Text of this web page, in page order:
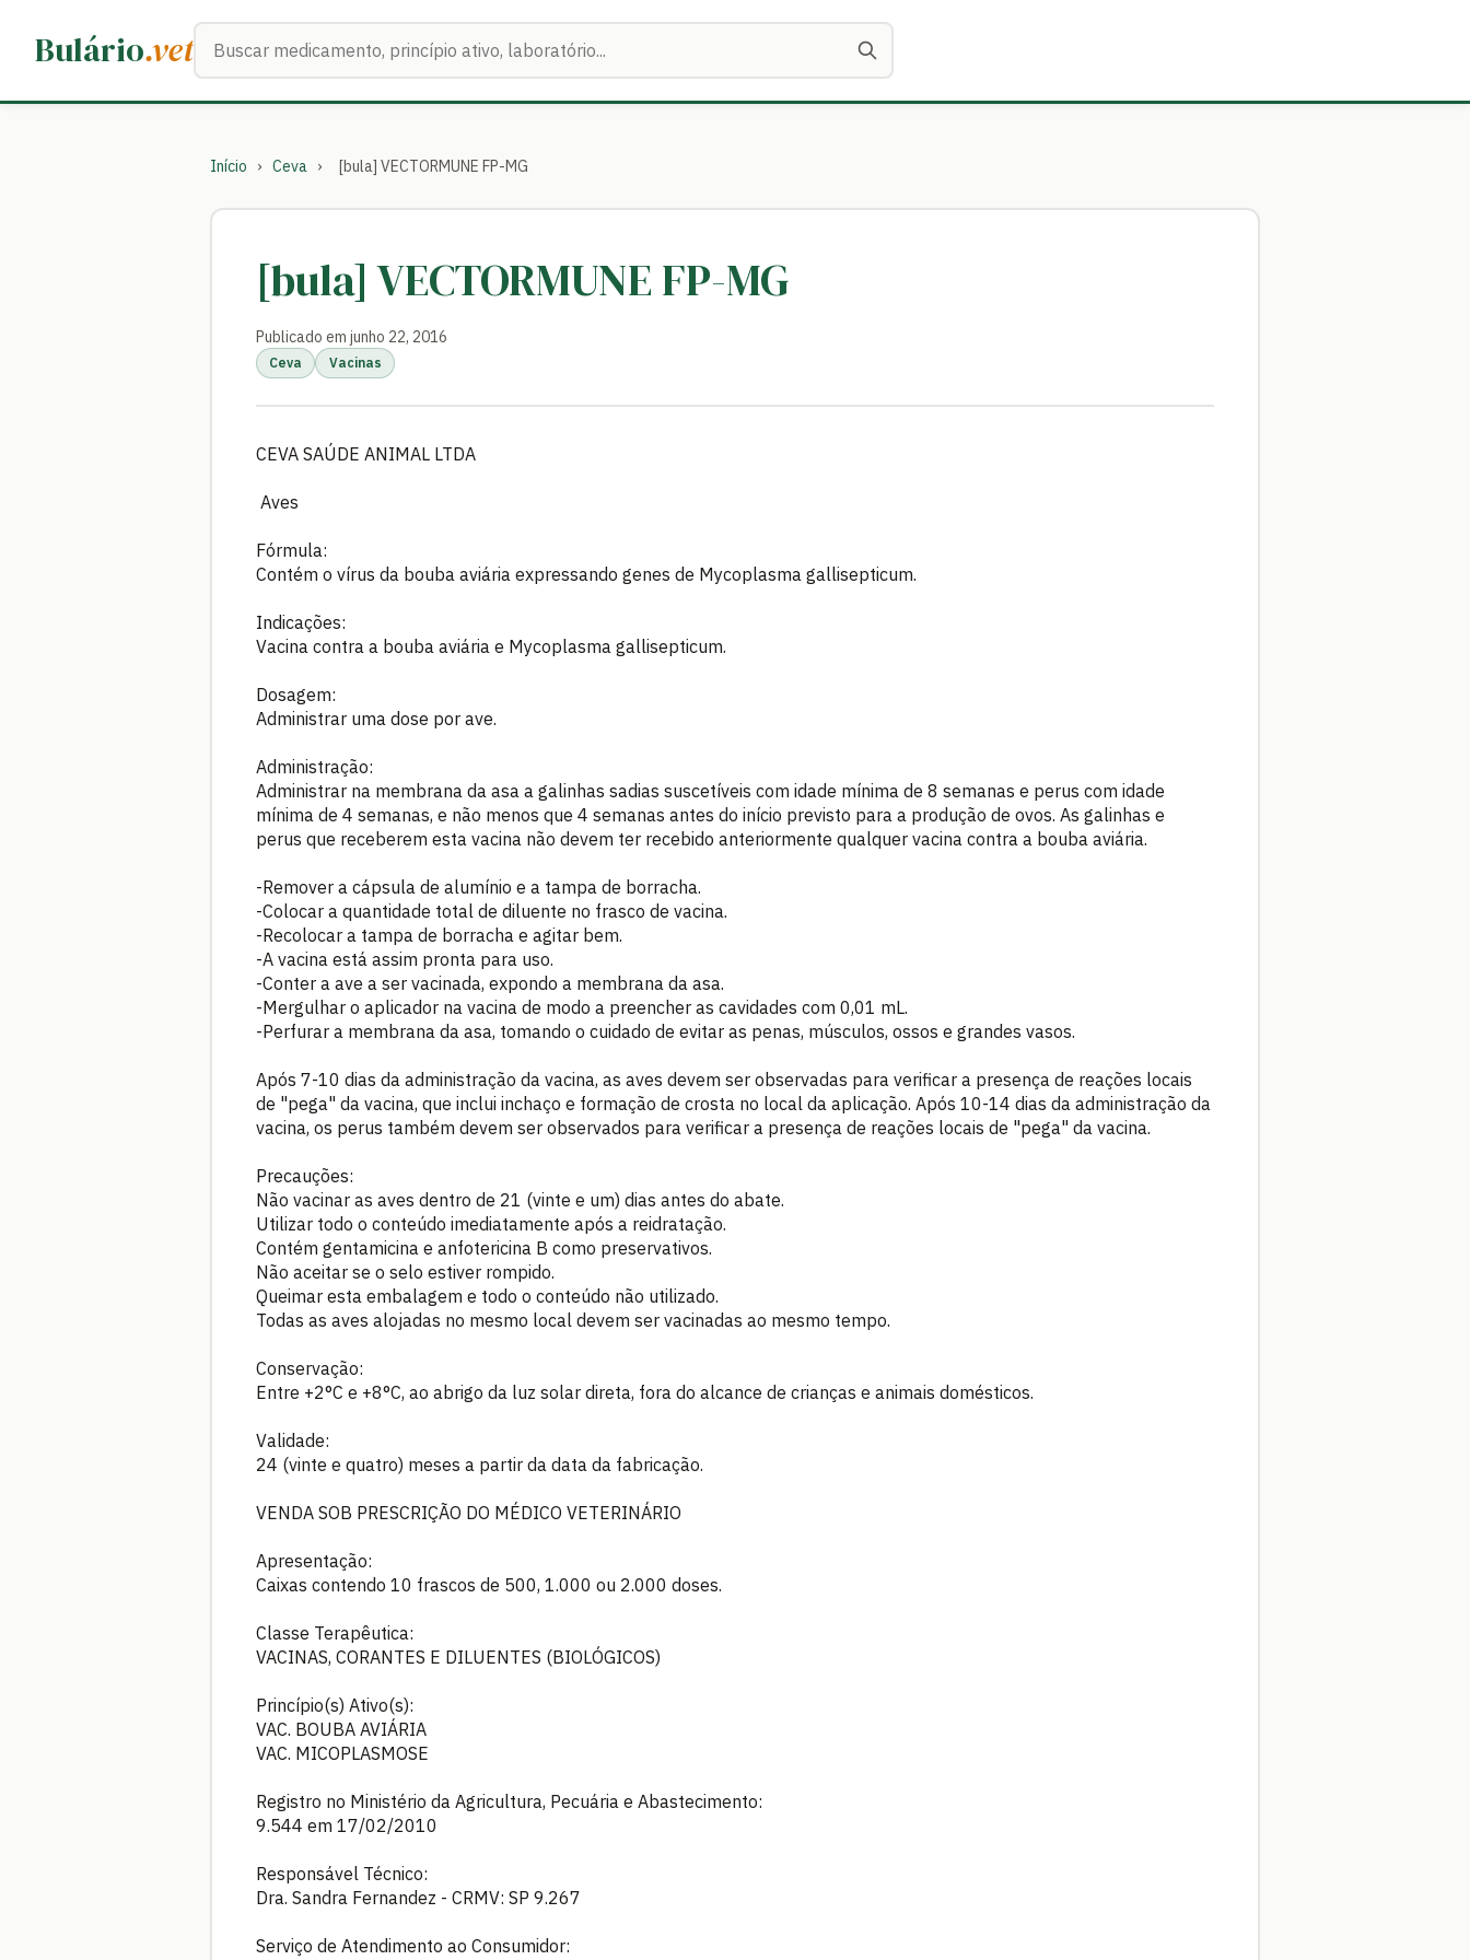
Bulário.vetBuscar medicamentos
Início › Ceva › [bula] VECTORMUNE FP-MG
[bula] VECTORMUNE FP-MG
Publicado em junho 22, 2016
Ceva Vacinas
CEVA SAÚDE ANIMAL LTDA
Aves
Fórmula:
Contém o vírus da bouba aviária expressando genes de Mycoplasma gallisepticum.
Indicações:
Vacina contra a bouba aviária e Mycoplasma gallisepticum.
Dosagem:
Administrar uma dose por ave.
Administração:
Administrar na membrana da asa a galinhas sadias suscetíveis com idade mínima de 8 semanas e perus com idade
mínima de 4 semanas, e não menos que 4 semanas antes do início previsto para a produção de ovos. As galinhas e
perus que receberem esta vacina não devem ter recebido anteriormente qualquer vacina contra a bouba aviária.
-Remover a cápsula de alumínio e a tampa de borracha.
-Colocar a quantidade total de diluente no frasco de vacina.
-Recolocar a tampa de borracha e agitar bem.
-A vacina está assim pronta para uso.
-Conter a ave a ser vacinada, expondo a membrana da asa.
-Mergulhar o aplicador na vacina de modo a preencher as cavidades com 0,01 mL.
-Perfurar a membrana da asa, tomando o cuidado de evitar as penas, músculos, ossos e grandes vasos.
Após 7-10 dias da administração da vacina, as aves devem ser observadas para verificar a presença de reações locais
de "pega" da vacina, que inclui inchaço e formação de crosta no local da aplicação. Após 10-14 dias da administração da
vacina, os perus também devem ser observados para verificar a presença de reações locais de "pega" da vacina.
Precauções:
Não vacinar as aves dentro de 21 (vinte e um) dias antes do abate.
Utilizar todo o conteúdo imediatamente após a reidratação.
Contém gentamicina e anfotericina B como preservativos.
Não aceitar se o selo estiver rompido.
Queimar esta embalagem e todo o conteúdo não utilizado.
Todas as aves alojadas no mesmo local devem ser vacinadas ao mesmo tempo.
Conservação:
Entre +2°C e +8°C, ao abrigo da luz solar direta, fora do alcance de crianças e animais domésticos.
Validade:
24 (vinte e quatro) meses a partir da data da fabricação.
VENDA SOB PRESCRIÇÃO DO MÉDICO VETERINÁRIO
Apresentação:
Caixas contendo 10 frascos de 500, 1.000 ou 2.000 doses.
Classe Terapêutica:
VACINAS, CORANTES E DILUENTES (BIOLÓGICOS)
Princípio(s) Ativo(s):
VAC. BOUBA AVIÁRIA
VAC. MICOPLASMOSE
Registro no Ministério da Agricultura, Pecuária e Abastecimento:
9.544 em 17/02/2010
Responsável Técnico:
Dra. Sandra Fernandez - CRMV: SP 9.267
Serviço de Atendimento ao Consumidor: